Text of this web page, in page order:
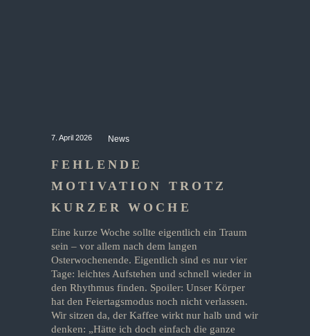
7. April 2026 News
FEHLENDE
MOTIVATION TROTZ
KURZER WOCHE
Eine kurze Woche sollte eigentlich ein Traum
sein – vor allem nach dem langen
Osterwochenende. Eigentlich sind es nur vier
Tage: leichtes Aufstehen und schnell wieder in
den Rhythmus finden. Spoiler: Unser Körper
hat den Feiertagsmodus noch nicht verlassen.
Wir sitzen da, der Kaffee wirkt nur halb und wir
denken: „Hätte ich doch einfach die ganze